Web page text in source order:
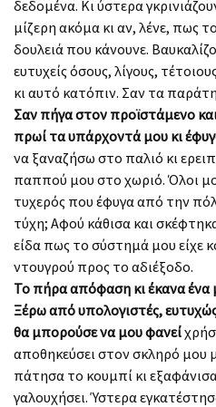
δεδομένα. Κι ύστερα
μίζερη ακόμα κι αν, λένε, πως
δουλειά που κάνουνε.
ευτυχείς όσους, λίγους,
κι αυτό κατόπιν. Σαν τα
Σαν πήγα στον προϊστάμενο
πρωί τα υπάρχοντά μου κι
να ξαναζήσω στο παλιό κι
παππού μου στο χωριό. Όλοι
τυχερός που έφυγα από την
τύχη; Αφού κάθισα και
είδα πως το σύστημά μου είχε
ντουγρού προς το αδιέξοδο.
Το πήρα απόφαση κι έκανα
Ξέρω από υπολογιστές,
θα μπορούσε να μου φανεί
αποθηκεύσει στον σκληρό μου
πάτησα το κουμπί κι
γαλουχήσει. Ύστερα